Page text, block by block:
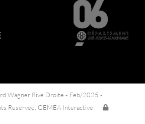
Wagner Rive Droite - Feb/2025 -
Reserved. GEMEA Interactive